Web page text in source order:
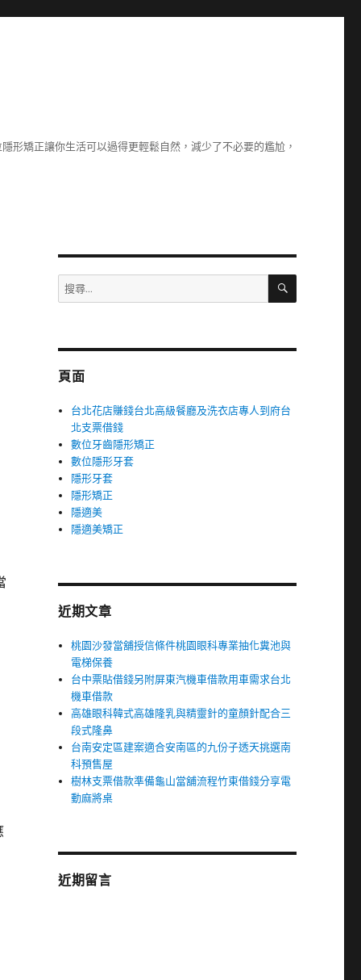
形矯正讓你生活可以過得更輕鬆自然，減少了不必要的尷尬，
搜
尋
字:
搜
頁面
台北花店賺錢台北高級餐廳及洗衣店專人到府台
北支票借錢
數位牙齒隱形矯正
數位隱形牙套
隱形牙套
隱形矯正
隱適美
隱適美矯正
近期文章
桃園沙發當舖授信條件桃園眼科專業抽化糞池與
電梯保養
台中票貼借錢另附屏東汽機車借款用車需求台北
機車借款
高雄眼科韓式高雄隆乳與精靈針的童顏針配合三
段式隆鼻
台南安定區建案適合安南區的九份子透天挑選南
科預售屋
樹林支票借款準備龜山當舖流程竹東借錢分享電
動麻將桌
近期留言